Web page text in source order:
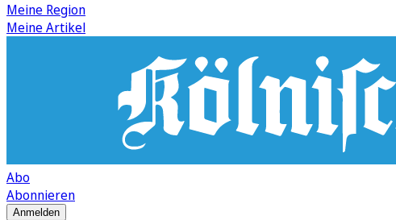
Meine Region
Meine Artikel
Abo
Abonnieren
Anmelden